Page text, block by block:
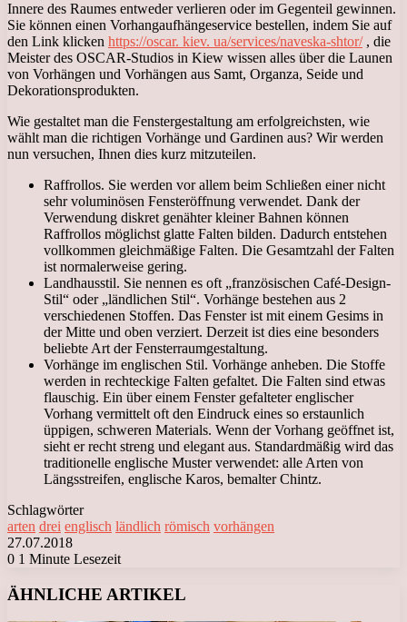
Innere des Raumes entweder verlieren oder im Gegenteil gewinnen.
Sie können einen Vorhangaufhängeservice bestellen, indem Sie auf
den Link klicken https://oscar. kiev. ua/services/naveska-shtor/, die
Meister des OSCAR-Studios in Kiew wissen alles über die Launen
von Vorhängen und Vorhängen aus Samt, Organza, Seide und
Dekorationsprodukten.
Wie gestaltet man die Fenstergestaltung am erfolgreichsten, wie
wählt man die richtigen Vorhänge und Gardinen aus? Wir werden
nun versuchen, Ihnen dies kurz mitzuteilen.
Raffrollos. Sie werden vor allem beim Schließen einer nicht
sehr voluminösen Fensteröffnung verwendet. Dank der
Verwendung diskret genähter kleiner Bahnen können
Raffrollos möglichst glatte Falten bilden. Dadurch entstehen
vollkommen gleichmäßige Falten. Die Gesamtzahl der Falten
ist normalerweise gering.
Landhausstil. Sie nennen es oft „französischen Café-Design-
Stil“ oder „ländlichen Stil“. Vorhänge bestehen aus 2
verschiedenen Stoffen. Das Fenster ist mit einem Gesims in
der Mitte und oben verziert. Derzeit ist dies eine besonders
beliebte Art der Fensterraumgestaltung.
Vorhänge im englischen Stil. Vorhänge anheben. Die Stoffe
werden in rechteckige Falten gefaltet. Die Falten sind etwas
flauschig. Ein über einem Fenster gefalteter englischer
Vorhang vermittelt oft den Eindruck eines so erstaunlich
üppigen, schweren Materials. Wenn der Vorhang geöffnet ist,
sieht er recht streng und elegant aus. Standardmäßig wird das
traditionelle englische Muster verwendet: alle Arten von
Längsstreifen, englische Karos, bemalter Chintz.
Schlagwörter
arten drei englisch ländlich römisch vorhängen
27.07.2018
0 1 Minute Lesezeit
ÄHNLICHE ARTIKEL